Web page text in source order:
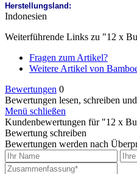
Herstellungsland:
Indonesien
Weiterführende Links zu "12 x
Fragen zum Artikel?
Weitere Artikel von
Bewertungen 0
Bewertungen lesen, schreiben
Menü schließen
Kundenbewertungen für "12 x
Bewertung schreiben
Bewertungen werden nach